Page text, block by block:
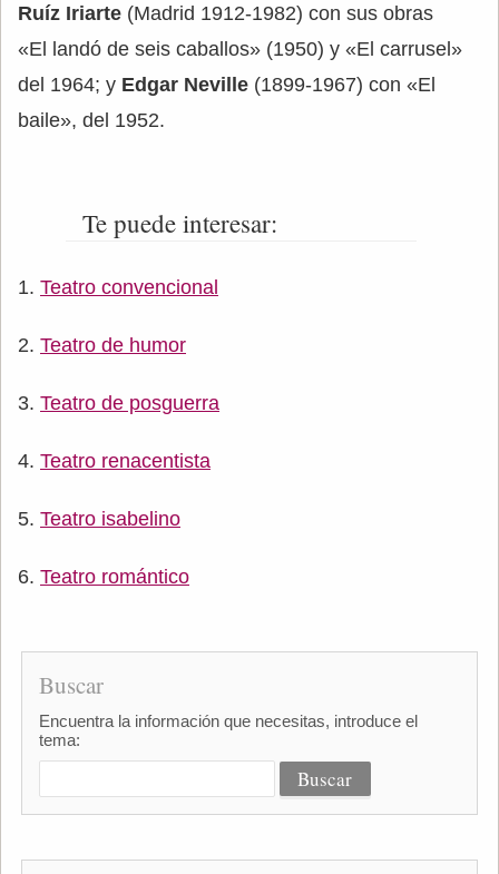
Ruíz Iriarte (Madrid 1912-1982) con sus obras
«El landó de seis caballos» (1950) y «El carrusel»
del 1964; y Edgar Neville (1899-1967) con «El
baile», del 1952.
Te puede interesar:
Teatro convencional
Teatro de humor
Teatro de posguerra
Teatro renacentista
Teatro isabelino
Teatro romántico
Buscar
Encuentra la información que necesitas, introduce el
tema: